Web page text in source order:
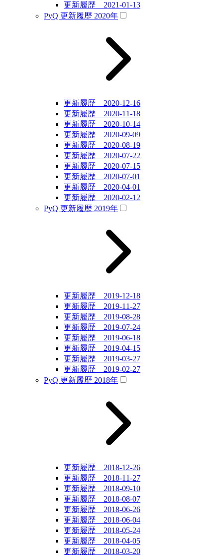
更新履歴 2021-01-13
PyQ 更新履歴 2020年
更新履歴 2020-12-16
更新履歴 2020-11-18
更新履歴 2020-10-14
更新履歴 2020-09-09
更新履歴 2020-08-19
更新履歴 2020-07-22
更新履歴 2020-07-15
更新履歴 2020-07-01
更新履歴 2020-04-01
更新履歴 2020-02-12
PyQ 更新履歴 2019年
更新履歴 2019-12-18
更新履歴 2019-11-27
更新履歴 2019-08-28
更新履歴 2019-07-24
更新履歴 2019-06-18
更新履歴 2019-04-15
更新履歴 2019-03-27
更新履歴 2019-02-27
PyQ 更新履歴 2018年
更新履歴 2018-12-26
更新履歴 2018-11-27
更新履歴 2018-09-10
更新履歴 2018-08-07
更新履歴 2018-06-26
更新履歴 2018-06-04
更新履歴 2018-05-24
更新履歴 2018-04-05
更新履歴 2018-03-20